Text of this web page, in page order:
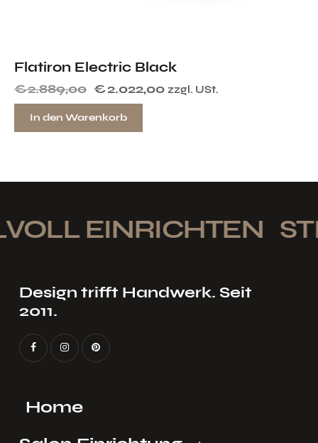
Flatiron Electric Black
€2.889,00 €2.022,00 zzgl. USt.
In den Warenkorb
EINRICHTEN
Design trifft Handwerk. Seit
2011.
Home